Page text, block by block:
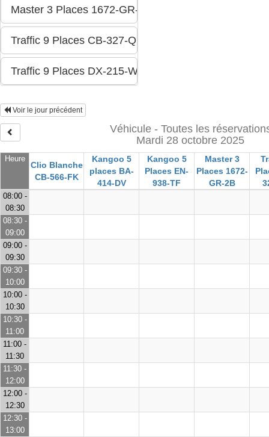
Heure
Clio Blanche
CB-566-FK
Kangoo 5
places BA-
414-DV
Kangoo 5
Places EN-
938-TF
Master 3
Places 1672-
GR-2B
Voir le jour précédent
Véhicule - Toutes les
Mardi 28 octobre 2025
08:00 -
08:30
08:30 -
09:00
09:00 -
09:30
09:30 -
10:00
10:00 -
10:30
10:30 -
11:00
11:00 -
11:30
11:30 -
12:00
12:00 -
12:30
12:30 -
13:00